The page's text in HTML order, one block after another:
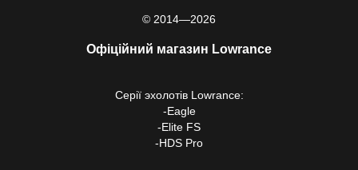
© 2014—2026
Офіційний магазин Lowrance
Серії эхолотів Lowrance:
-Eagle
-Elite FS
-HDS Pro